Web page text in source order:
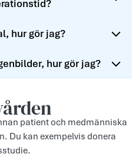
hur gör jag?
hur gör jag?
patient och medmänniska
Du kan exempelvis donera